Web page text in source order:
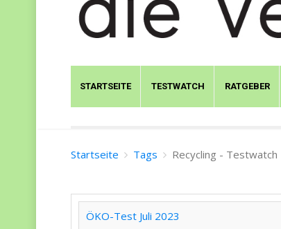
STARTSEITE TESTWATCH RATGEBER
Startseite Tags
Recycling - Testwatch
ÖKO-Test Juli 2023